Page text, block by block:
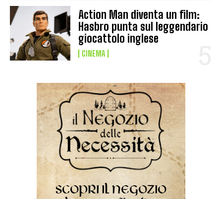
Action Man diventa un film:
Hasbro punta sul leggendario
giocattolo inglese
CINEMA